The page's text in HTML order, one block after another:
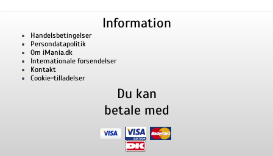
Information
Handelsbetingelser
Persondatapolitik
Om iMania.dk
Internationale forsendelser
Kontakt
Cookie-tilladelser
Du kan
betale med